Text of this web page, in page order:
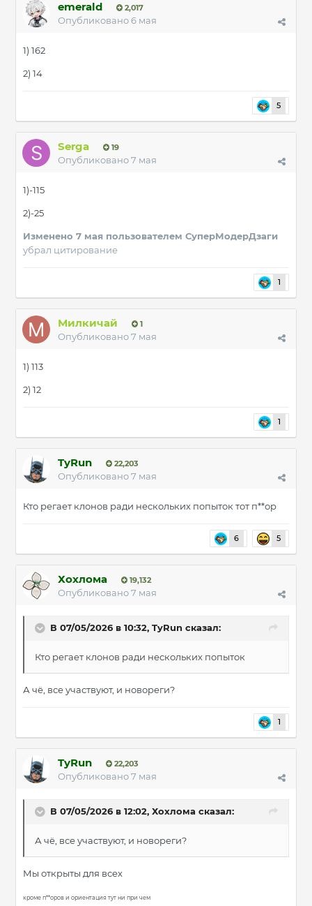
emerald 2,017
Опубликовано6 мая
1) 162
2) 14
5
Serga 19
Опубликовано7 мая
1)-115
2)-25
Изменено 7 мая пользователем СуперМодерДзаги
убрал цитирование
1
Милкичай 1
Опубликовано7 мая
1) 113
2) 12
1
TyRun 22,203
Опубликовано7 мая
Кто регает клонов ради нескольких попыток тот п**ор
6 5
Хохлома 19,132
Опубликовано7 мая
В 07/05/2026 в 10:32, TyRun сказал:
Кто регает клонов ради нескольких попыток
А чё, все участвуют, и новореги?
1
TyRun 22,203
Опубликовано7 мая
В 07/05/2026 в 12:02, Хохлома сказал:
А чё, все участвуют, и новореги?
Мы открыты для всех
кроме п**оров и ориентация тут ни при чем